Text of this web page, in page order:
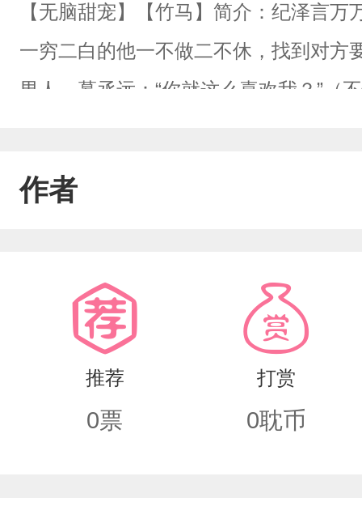
【无脑甜宠】【竹马】简介：纪泽言
一穷二白的他一不做二不休，找到对方
男人，慕丞远：“你就这么喜欢我？”（
作者
推荐
0票
打赏
0耽币